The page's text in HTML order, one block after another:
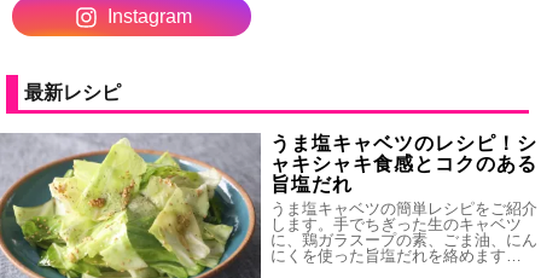
Instagram
最新レシピ
うま塩キャベツのレシピ！シ
ャキシャキ食感とコクのある
旨塩だれ
うま塩キャベツの簡単レシピをご紹介
します。手でちぎった生のキャベツ
に、鶏ガラスープの素、ごま油、にん
にくを使った旨塩だれを絡めます…